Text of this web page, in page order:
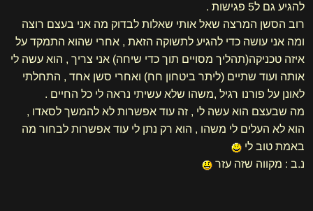
להגיע גם ל5 פגישות .
רוב הסשן המרצה שאל אותי שאלות לבדוק מה אני בעצם רוצה
ומה אני עושה כדי להגיע לתשוקה הזאת , אחרי שהוא התמקד על
איזה טכניקה(תהליך מסויים תוך כדי שיחה) אני צריך , הוא עשה לי
אותה ועוד שתיים (ליתר ביטחון חח) ואחרי סשן אחד , התחלתי
לאונן על פורנו רגיל ,משהו שלא עשיתי נראה לי כל החיים .
מה שבעצם הוא עשה לי , זה עוד אפשרות לא להמשך לסאדו ,
הוא לא העלים לי משהו , הוא רק נתן לי עוד אפשרות לבחור מה
באמת טוב לי
נ.ב : מקווה שזה עזר